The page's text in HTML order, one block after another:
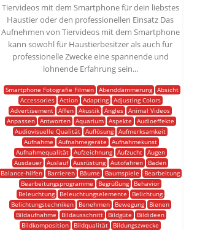
Tiervideos mit dem Smartphone für dein liebstes
Haustier oder den professionellen Einsatz Das
Aufnehmen von Tiervideos mit dem Smartphone
kann sowohl für Haustierbesitzer als auch für
professionelle Zwecke eine spannende und
lohnende Erfahrung sein...
Smartphone Fotografie Filmen Abenddämmerung
Absicht
Accessories
Action Adapting
Adjusting Colors
Advertisement Affen Akustik Angles Animal Videos
Anpassen
Antworten Aquarium Aspekte
Audioeffekte
Audiovisuelle Qualität Auflösung Aufmerksamkeit
Aufnahme
Aufnahmegeräte
Aufnahmekunst
Aufnahmequalität
Aufzeichnung Aufzucht
Augen
Ausdauer Auslauf Ausrüstung Autofahren
Baden
Balance-hilfen
Barrieren Bäume Baumspiele
Bearbeitung
Bearbeitungsprogramme
Begrüßung
Behavior
Beleuchtung
Beleuchtungselemente
Belichtung
Belichtungstechniken
Benehmen Bewegung
Bienen
Bildaufnahme
Bildausschnitt Bildgüte
Bildideen
Bildkomposition
Bildqualität
Bildungszwecke